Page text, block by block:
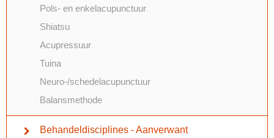
Pols- en enkelacupunctuur
Shiatsu
Acupressuur
Tuina
Neuro-/schedelacupunctuur
Balansmethode
Behandeldisciplines - Aanverwant